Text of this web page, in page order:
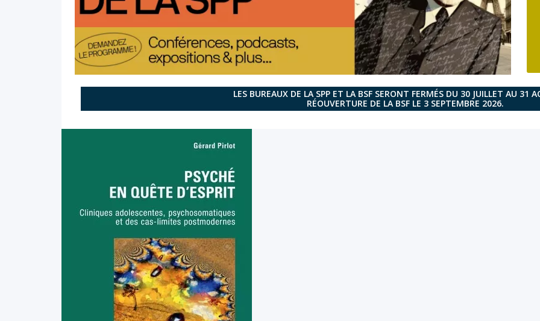
LES BUREAUX DE LA SPP ET LA BSF SERONT FERMÉS DU 30 JUILLET AU 31
RÉOUVERTURE DE LA BSF LE 3 SEPTEMBRE 2026.